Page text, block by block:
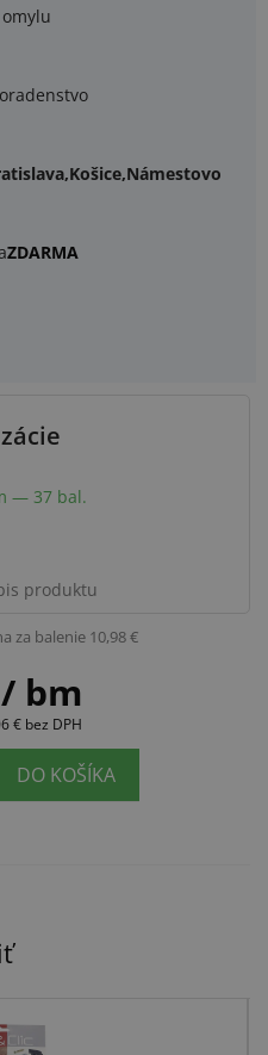
Košice,Námestovo
ZDARMA
— 37 bal.
produktu
za balenie 10,98 €
/ bm
€ bez DPH
DO KOŠÍKA